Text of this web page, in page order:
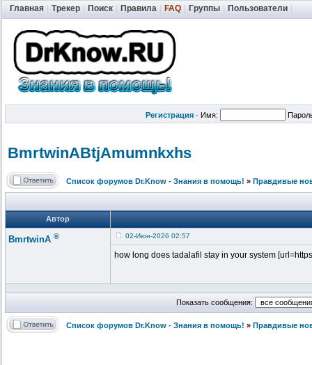
Главная Трекер Поиск Правила FAQ Группы Пользователи
Регистрация · Имя:
BmrtwinABtjAmumnkxhs
Список форумов Dr.Know - Знания в помощь! » Правдивые
Автор
BmrtwinA ® 02-Июн-2026 02:57
how long does tadalafil stay in your system
Показать сообщения:
Список форумов Dr.Know - Знания в помощь! » Правдивые